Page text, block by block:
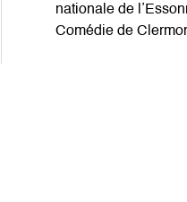
nationale de
Comédie de